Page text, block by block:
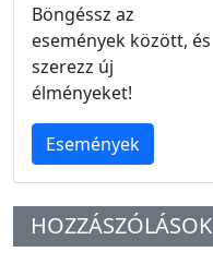
Böngéssz az
események között, és
szerezz új
élményeket!
Események
HOZZÁSZÓLÁSOK